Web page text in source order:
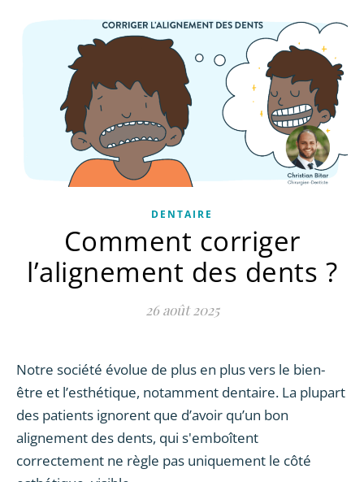
DENTAIRE
Comment corriger
l’alignement des dents ?
26 août 2025
Notre société évolue de plus en plus vers le bien-
être et l’esthétique, notamment dentaire. La plupart
des patients ignorent que d’avoir qu’un bon
alignement des dents, qui s'emboîtent
correctement ne règle pas uniquement le côté